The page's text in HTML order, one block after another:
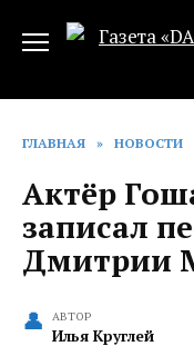
ГЛАВНАЯ » НОВОСТИ
Актёр
записал
Дмитрии
АВТОР
Илья Круглей